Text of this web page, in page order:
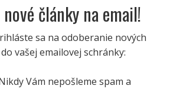
články na email!
sa na odoberanie nových
vašej emailovej schránky:
Vám nepošleme spam a